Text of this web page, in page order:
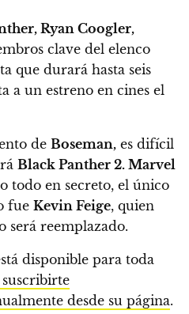
Ryan Coogler,
clave del elenco
que durará hasta seis
a un estreno en cines el
de Boseman, es difícil
Black Panther 2. Marvel
todo en secreto, el único
fue Kevin Feige, quien
será reemplazado.
disponible para toda
suscribirte
desde su página.